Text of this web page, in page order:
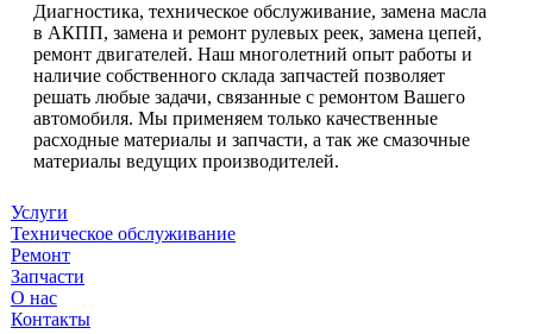
Диагностика, техническое обслуживание, замена масла
в АКПП, замена и ремонт рулевых реек, замена цепей,
ремонт двигателей. Наш многолетний опыт работы и
наличие собственного склада запчастей позволяет
решать любые задачи, связанные с ремонтом Вашего
автомобиля. Мы применяем только качественные
расходные материалы и запчасти, а так же смазочные
материалы ведущих производителей.
Услуги
Техническое обслуживание
Ремонт
Запчасти
О нас
Контакты